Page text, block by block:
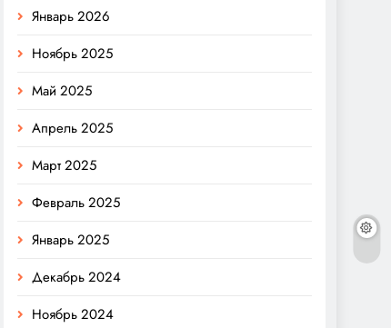
Январь 2026
Ноябрь 2025
Май 2025
Апрель 2025
Март 2025
Февраль 2025
Январь 2025
Декабрь 2024
Ноябрь 2024